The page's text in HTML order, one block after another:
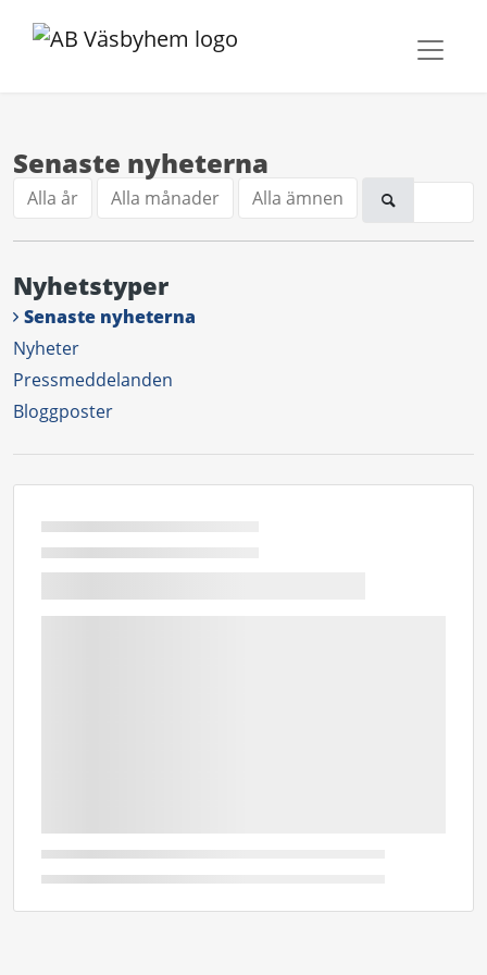
Senaste nyheterna
Alla år Alla månader Alla ämnen
Nyhetstyper
Senaste nyheterna
Nyheter
Pressmeddelanden
Bloggposter